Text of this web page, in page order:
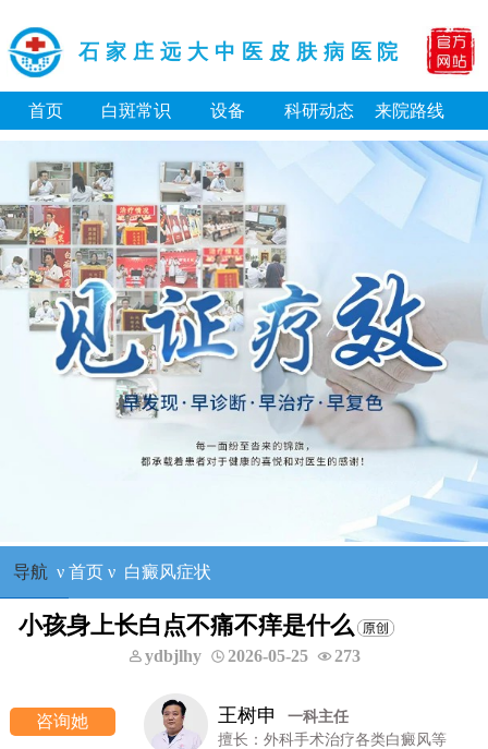
石家庄远大中医皮肤病医院
首页 白斑常识 设备 科研动态 来院路线
导航 ν 首页ν 白癜风症状
小孩身上长白点不痛不痒是什么
ydbjlhy 2026-05-25 273
咨询她 王明峰
三科主任
擅长：头面部白癜风，青少年白癜